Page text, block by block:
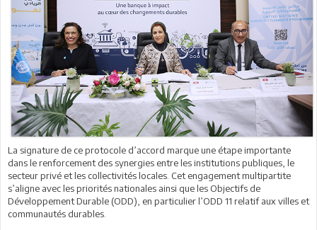
La signature de ce protocole d’accord marque une étape importante
dans le renforcement des synergies entre les institutions publiques, le
secteur privé et les collectivités locales. Cet engagement multipartite
s’aligne avec les priorités nationales ainsi que les Objectifs de
Développement Durable (ODD), en particulier l’ODD 11 relatif aux villes et
communautés durables.